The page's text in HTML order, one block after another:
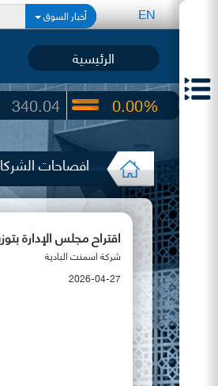
EN أخبار السوق
الرئيسية
22.65
UIC
0.00%
افصاحات
اقتراح مجلس الإدارة
شركة اسمنت البادية
2026-04-27